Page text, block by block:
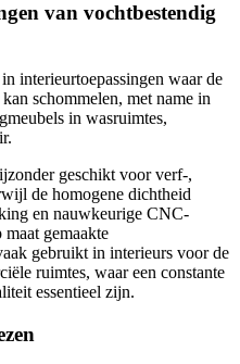
van vochtbestendig
interieurtoepassingen waar de
schommelen, met name in
in wasruimtes,
geschikt voor verf-,
de homogene dichtheid
en nauwkeurige CNC-
gemaakte
gebruikt in interieurs voor de
ruimtes, waar een constante
essentieel zijn.